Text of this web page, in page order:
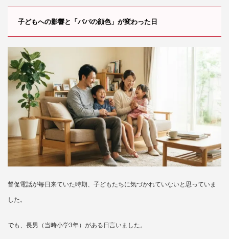
子どもへの影響と「パパの顔色」が変わった日
督促電話が毎日来ていた時期、子どもたちに気づかれていないと思っていま
した。
でも、長男（当時小学3年）がある日言いました。